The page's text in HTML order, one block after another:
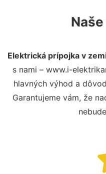
Elektrická prípojka v
s nami – www.i-
hlavných výhod a
Garantujeme vám, že